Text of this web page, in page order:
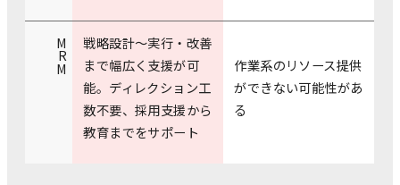
MRM
戦略設計〜実行・改善
まで幅広く支援が可
能。ディレクション工
数不要、採用支援から
教育までをサポート
作業系のリソース提供
ができない可能性があ
る